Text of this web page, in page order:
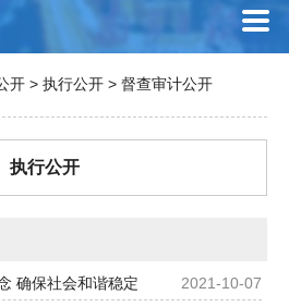
开 > 执行公开 > 督查审计公开
执行公开
2021-10-07
确保社会和谐稳定